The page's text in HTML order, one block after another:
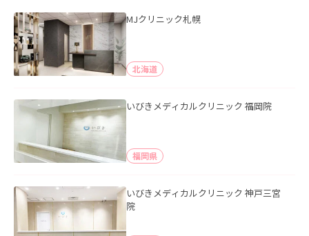
MJクリニック札幌
北海道
いびきメディカルクリニック 福岡院
福岡県
いびきメディカルクリニック 神戸三宮
院